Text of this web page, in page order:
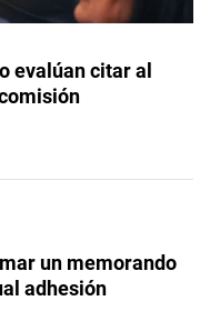
evalúan citar al
un memorando
adhesión